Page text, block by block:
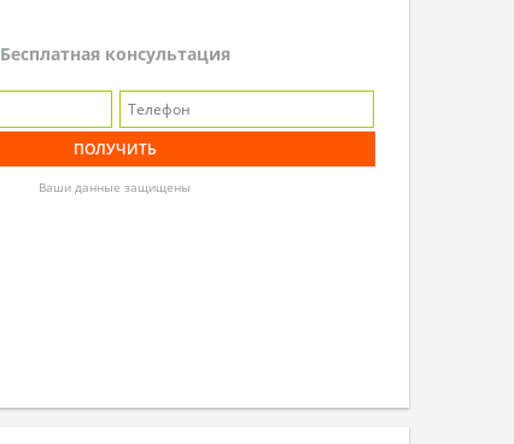
Бесплатная консультация
Ваши данные защищены